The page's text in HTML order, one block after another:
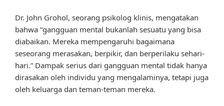
Dr. John Grohol, seorang psikolog klinis, mengatakan
bahwa “gangguan mental bukanlah sesuatu yang bisa
diabaikan. Mereka mempengaruhi bagaimana
seseorang merasakan, berpikir, dan berperilaku sehari-
hari.” Dampak serius dari gangguan mental tidak hanya
dirasakan oleh individu yang mengalaminya, tetapi juga
oleh keluarga dan teman-teman mereka.